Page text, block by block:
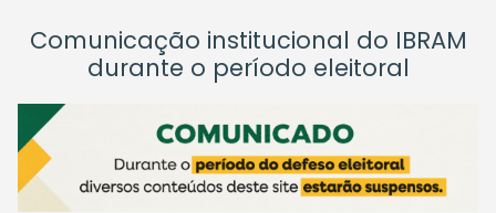
Comunicação institucional do IBRAM
durante o período eleitoral